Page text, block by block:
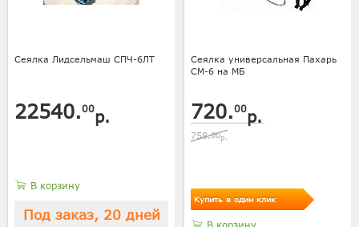
Сеялка Лидсельмаш СПЧ-6ЛТ
22540.00р.
В корзину
Под заказ, 20 дней
Сеялка универсальная Пахарь
СМ-6 на МБ
720.00р.
758.00р.
Купить в один клик
В корзину